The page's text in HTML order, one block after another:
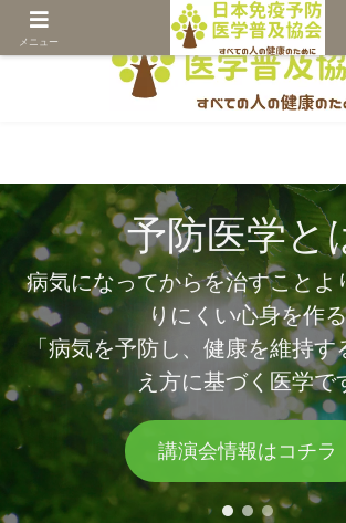
予防医学と
病気になってからを治すことよ
りにくい心身を作る
「病気を予防し、健康を維持
え方に基づく医学で
講演会情報はコチラ
予防医学と
病気になってからを治すことよ
りにくい心身を作る
「病気を予防し、健康を維持
え方に基づく医学で
講演会情報はコチラ
メニュー